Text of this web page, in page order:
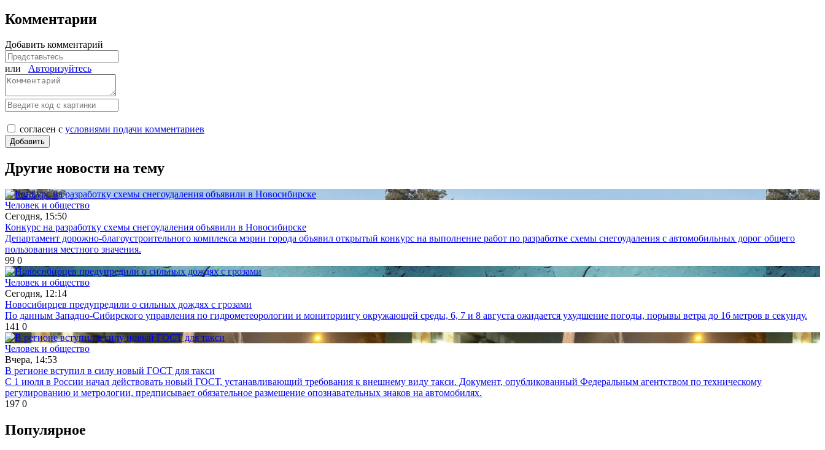
Комментарии
Добавить комментарий
или Авторизуйтесь
согласен с условиями подачи комментариев
Другие новости на тему
Человек и общество
Сегодня, 15:50
Конкурс на разработку схемы снегоудаления объявили в Новосибирске
Департамент дорожно-благоустроительного комплекса мэрии города объявил открытый конкурс на выполнение работ по разработке схемы снегоудаления с автомобильных дорог общего
пользования местного значения.
99 0
Человек и общество
Сегодня, 12:14
Новосибирцев предупредили о сильных дождях с грозами
По данным Западно-Сибирского управления по гидрометеорологии и мониторингу окружающей среды, 6, 7 и 8 августа ожидается ухудшение погоды, порывы ветра до 16 метров в секунду.
141 0
Человек и общество
Вчера, 14:53
В регионе вступил в силу новый ГОСТ для такси
С 1 июля в России начал действовать новый ГОСТ, устанавливающий требования к внешнему виду такси. Документ, опубликованный Федеральным агентством по техническому
регулированию и метрологии, предписывает обязательное размещение опознавательных знаков на автомобилях.
197 0
Популярное